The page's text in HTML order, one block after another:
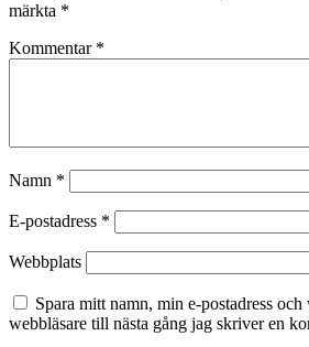
märkta *
Kommentar *
Namn *
E-postadress *
Webbplats
Spara mitt namn, min e-postadress
webbläsare till nästa gång jag skriver en